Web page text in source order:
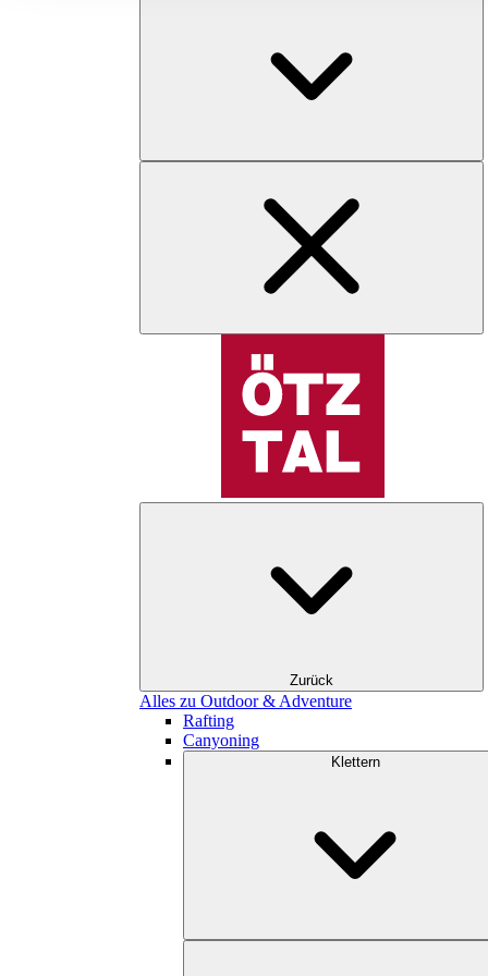
Zurück
Alles zu Outdoor & Adventure
Rafting
Canyoning
Klettern